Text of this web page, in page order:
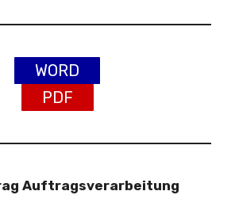
WORD
PDF
Auftragsverarbeitung